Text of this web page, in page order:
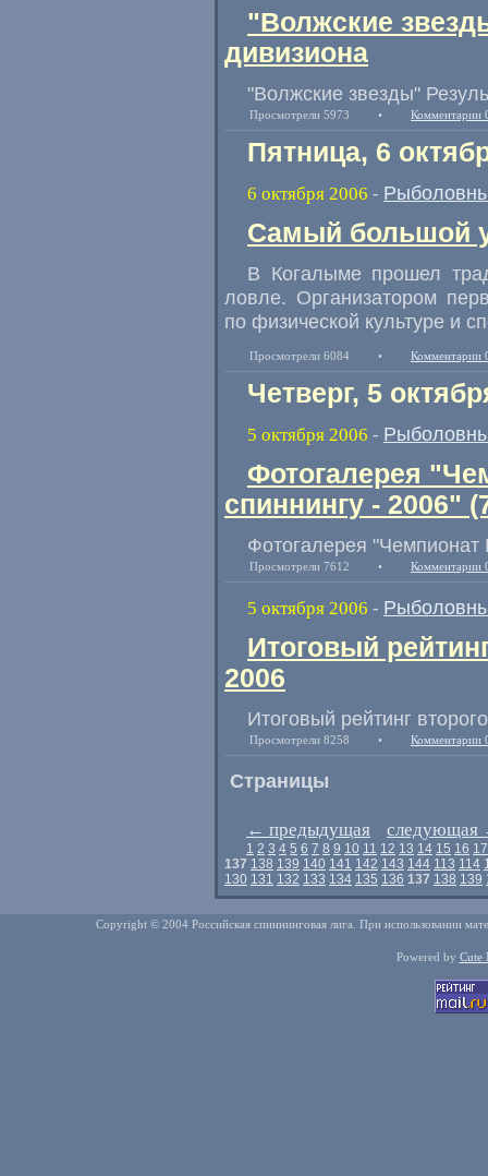
"Волжские
дивизиона
"Волжские звезды"
Просмотрели 5973 • Комментарии
Пятница, 6
6 октября 2006 -
Самый большой
В Когалыме прошел
ловле. Организатором
по физической культуре и
Просмотрели 6084 • Комментарии
Четверг, 5
5 октября 2006 -
Фотогалерея
спиннингу - 2006"
Фотогалерея "Чемпионат
Просмотрели 7612 • Комментарии
5 октября 2006 -
Итоговый
2006
Итоговый рейтинг
Просмотрели 8258 • Комментарии
Страницы
← предыдущая следующая
1 2 3 4 5 6 7 8 9 10 11 12 13 14 15 16 17
137 138 139 140 141 142 143 144 113 114
130 131 132 133 134 135 136 137 138 139
Copyright © 2004 Российская спиннинговая лига. При использовании
Powered by Cute